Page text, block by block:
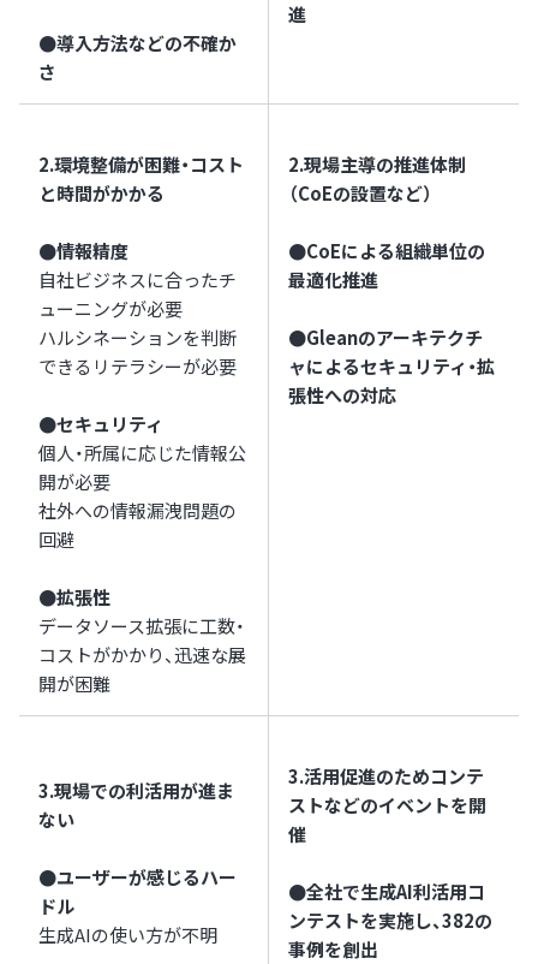
●導入方法などの不確か
さ
進
2.環境整備が困難・コスト
と時間がかかる
●情報精度
自社ビジネスに合ったチ
ューニングが必要
ハルシネーションを判断
できるリテラシーが必要
●セキュリティ
個人・所属に応じた情報公
開が必要
社外への情報漏洩問題の
回避
●拡張性
データソース拡張に工数・
コストがかかり、迅速な展
開が困難
2.現場主導の推進体制
（CoEの設置など）
●CoEによる組織単位の
最適化推進
●Gleanのアーキテクチ
ャによるセキュリティ・拡
張性への対応
3.現場での利活用が進ま
ない
●ユーザーが感じるハー
ドル
生成AIの使い方が不明
3.活用促進のためコンテ
ストなどのイベントを開
催
●全社で生成AI利活用コ
ンテストを実施し、382の
事例を創出